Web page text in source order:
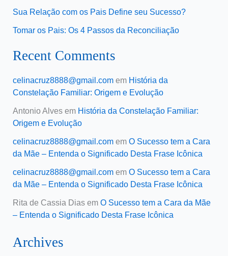
Sua Relação com os Pais Define seu Sucesso?
Tomar os Pais: Os 4 Passos da Reconciliação
Recent Comments
celinacruz8888@gmail.comem História da
Constelação Familiar: Origem e Evolução
Antonio Alvesem História da Constelação Familiar:
Origem e Evolução
celinacruz8888@gmail.comem O Sucesso tem a Cara
da Mãe – Entenda o Significado Desta Frase Icônica
celinacruz8888@gmail.comem O Sucesso tem a Cara
da Mãe – Entenda o Significado Desta Frase Icônica
Rita de Cassia Diasem O Sucesso tem a Cara da Mãe
– Entenda o Significado Desta Frase Icônica
Archives